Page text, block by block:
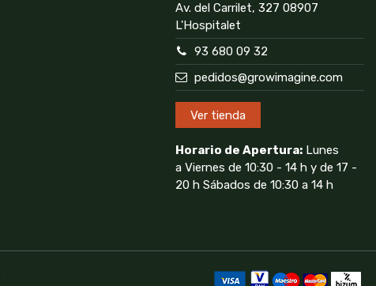
Av. del Carrilet, 327 08907
L'Hospitalet
93 680 09 32
pedidos@growimagine.com
Ver tienda
Horario de Apertura: Lunes
a Viernes de 10:30 - 14 h y de 17 -
20 h Sábados de 10:30 a 14 h